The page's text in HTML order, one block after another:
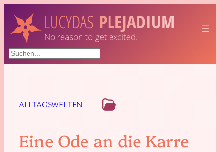
Suchen
ALLTAGSWELTEN
Eine Ode an die Karre